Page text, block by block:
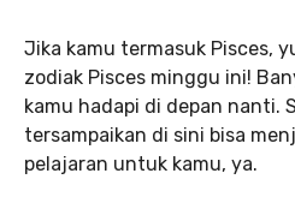
Jika kamu termasuk Pisces,
zodiak Pisces minggu ini!
kamu hadapi di depan nanti.
tersampaikan di sini bisa
pelajaran untuk kamu, ya.